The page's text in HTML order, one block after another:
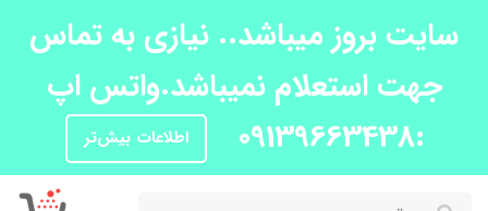
سایت بروز میباشد.. نیازی به تماس
جهت استعلام نمیباشد.واتس اپ
:09139663438
اطلاعات بیش‌تر